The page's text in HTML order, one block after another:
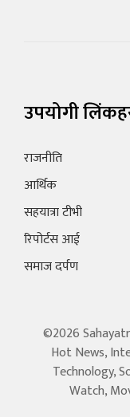
उपयोगी
राजनीति
आर्थिक
सहयात्रा टीभी
रिपोर्टस आई
समाज दर्पण
©2026
Hot News,
Technology,
Watch,